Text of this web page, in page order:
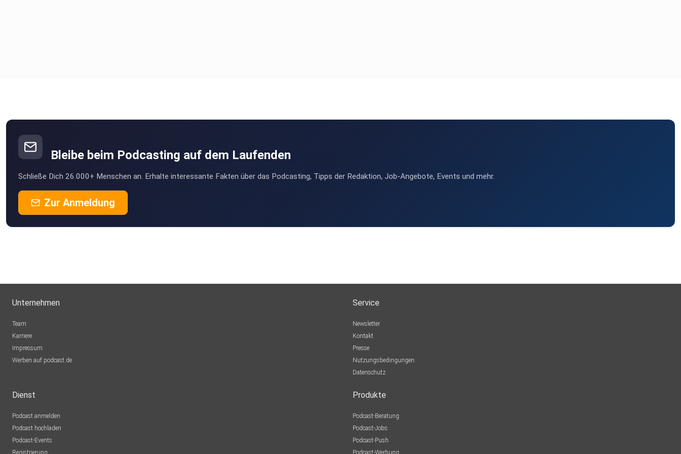
Bleibe beim Podcasting auf dem Laufenden
Schließe Dich 26.000+ Menschen an. Erhalte interessante Fakten über das Podcasting, Tipps der Redaktion, Job-Angebote, Events und mehr.
Zur Anmeldung
Unternehmen
Team
Karriere
Impressum
Werben auf podcast.de
Service
Newsletter
Kontakt
Presse
Nutzungsbedingungen
Datenschutz
Dienst
Podcast anmelden
Podcast hochladen
Podcast-Events
Registrierung
Produkte
Podcast-Beratung
Podcast-Jobs
Podcast-Push
Podcast-Werbung